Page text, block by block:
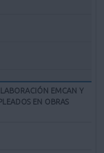
EMCAN Y
EN OBRAS